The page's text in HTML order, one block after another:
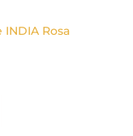
Rosa